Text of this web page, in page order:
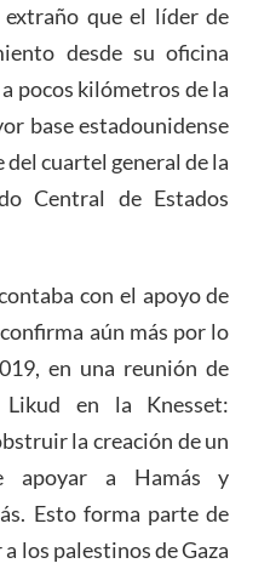
extraño que el líder de
desde su oficina
pocos kilómetros de la
base estadounidense
cuartel general de la
Central de Estados
con el apoyo de
aún más por lo
en una reunión de
en la Knesset:
la creación de un
apoyar a Hamás y
Esto forma parte de
los palestinos de Gaza